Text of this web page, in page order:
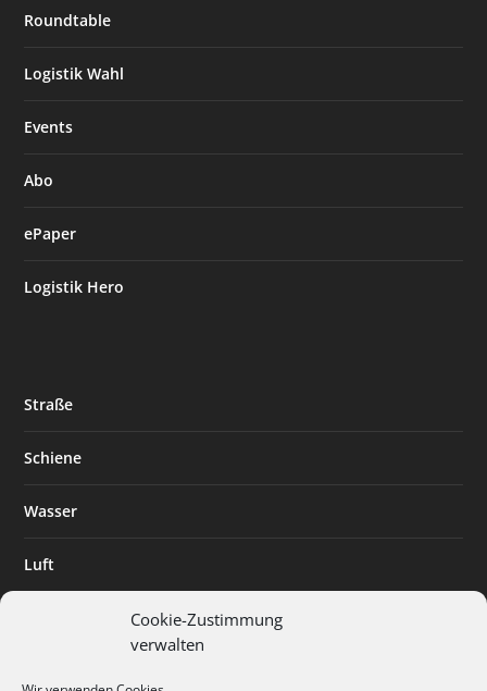
Cookie-Zustimmung
verwalten
Roundtable
Logistik Wahl
Events
Abo
ePaper
Logistik Hero
Straße
Schiene
Wasser
Luft